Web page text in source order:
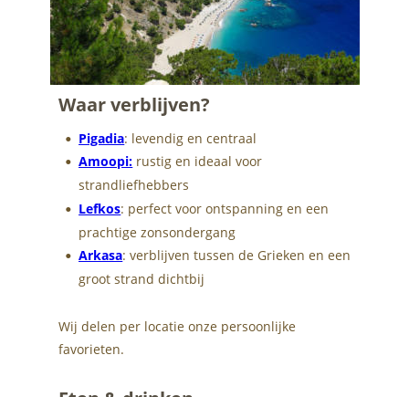
Waar verblijven?
• Pigadia: levendig en centraal
• Amoopi: rustig en ideaal voor
strandliefhebbers
• Lefkos: perfect voor ontspanning en een
prachtige zonsondergang
• Arkasa: verblijven tussen de Grieken en een
groot strand dichtbij
Wij delen per locatie onze persoonlijke
favorieten.